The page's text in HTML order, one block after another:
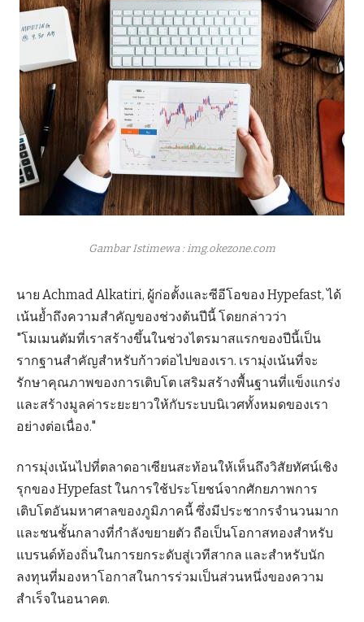
Gambar Istimewa : img.okezone.com
นาย Achmad Alkatiri, ผู้ก่อตั้งและซีอีโอของ Hypefast, ได้
เน้นย้ำถึงความสำคัญของช่วงต้นปีนี้ โดยกล่าวว่า
"โมเมนตัมที่เราสร้างขึ้นในช่วงไตรมาสแรกของปีนี้เป็น
รากฐานสำคัญสำหรับก้าวต่อไปของเรา. เรามุ่งเน้นที่จะ
รักษาคุณภาพของการเติบโต เสริมสร้างพื้นฐานที่แข็งแกร่ง
และสร้างมูลค่าระยะยาวให้กับระบบนิเวศทั้งหมดของเรา
อย่างต่อเนื่อง."
การมุ่งเน้นไปที่ตลาดอาเซียนสะท้อนให้เห็นถึงวิสัยทัศน์เชิง
รุกของ Hypefast ในการใช้ประโยชน์จากศักยภาพการ
เติบโตอันมหาศาลของภูมิภาคนี้ ซึ่งมีประชากรจำนวนมาก
และชนชั้นกลางที่กำลังขยายตัว ถือเป็นโอกาสทองสำหรับ
แบรนด์ท้องถิ่นในการยกระดับสู่เวทีสากล และสำหรับนัก
ลงทุนที่มองหาโอกาสในการร่วมเป็นส่วนหนึ่งของความ
สำเร็จในอนาคต.